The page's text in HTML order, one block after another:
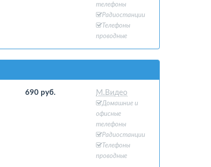
телефоны
Радиостанции
Телефоны
проводные
690 руб. М.Видео
Домашние и
офисные
телефоны
Радиостанции
Телефоны
проводные